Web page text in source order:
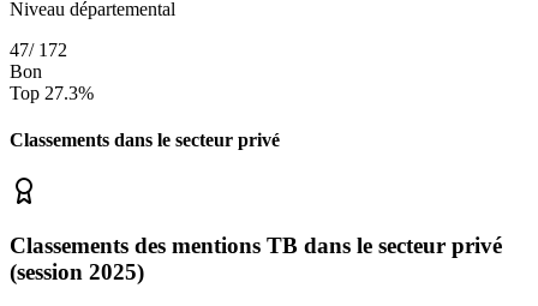
Niveau départemental
47/ 172
Bon
Top 27.3%
Classements dans le secteur privé
Classements des mentions TB dans le secteur privé
(session 2025)